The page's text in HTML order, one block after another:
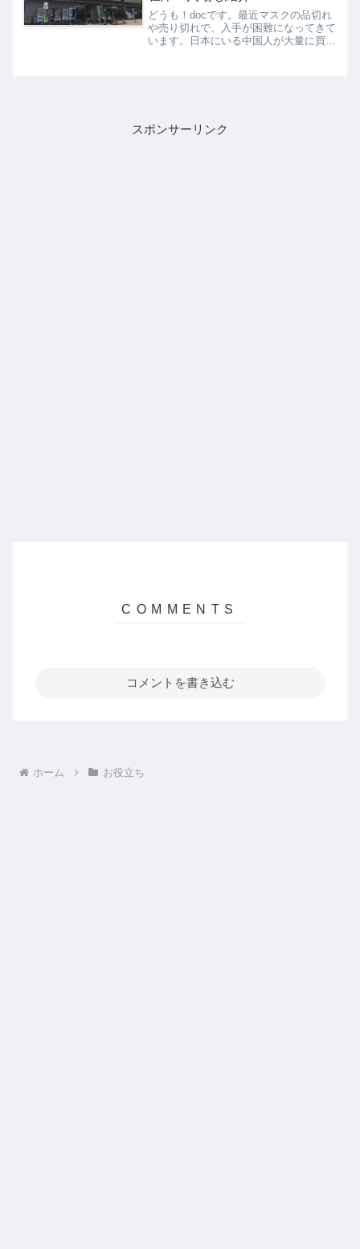
どうも！docです。最近マスクの品切れ
や売り切れで、入手が困難になってきて
います。日本にいる中国人が大量に買い
スポンサーリンク
コメントを書き込む
ホーム お役立ち